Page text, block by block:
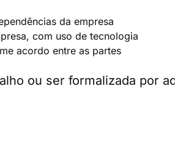
da empresa
com uso de tecnologia
acordo entre as partes
ou ser formalizada por